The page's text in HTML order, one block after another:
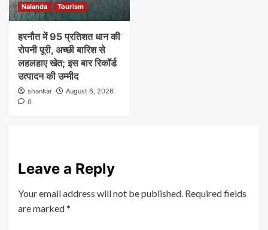
Nalanda Tourism
हरनौत में 95 प्रतिशत धान की
रोपनी पूरी, अच्छी बारिश से
लहलहाए खेत; इस बार रिकॉर्ड
उत्पादन की उम्मीद
shankar
August 6, 2026
0
Leave a Reply
Your email address will not be published. Required fields
are marked*